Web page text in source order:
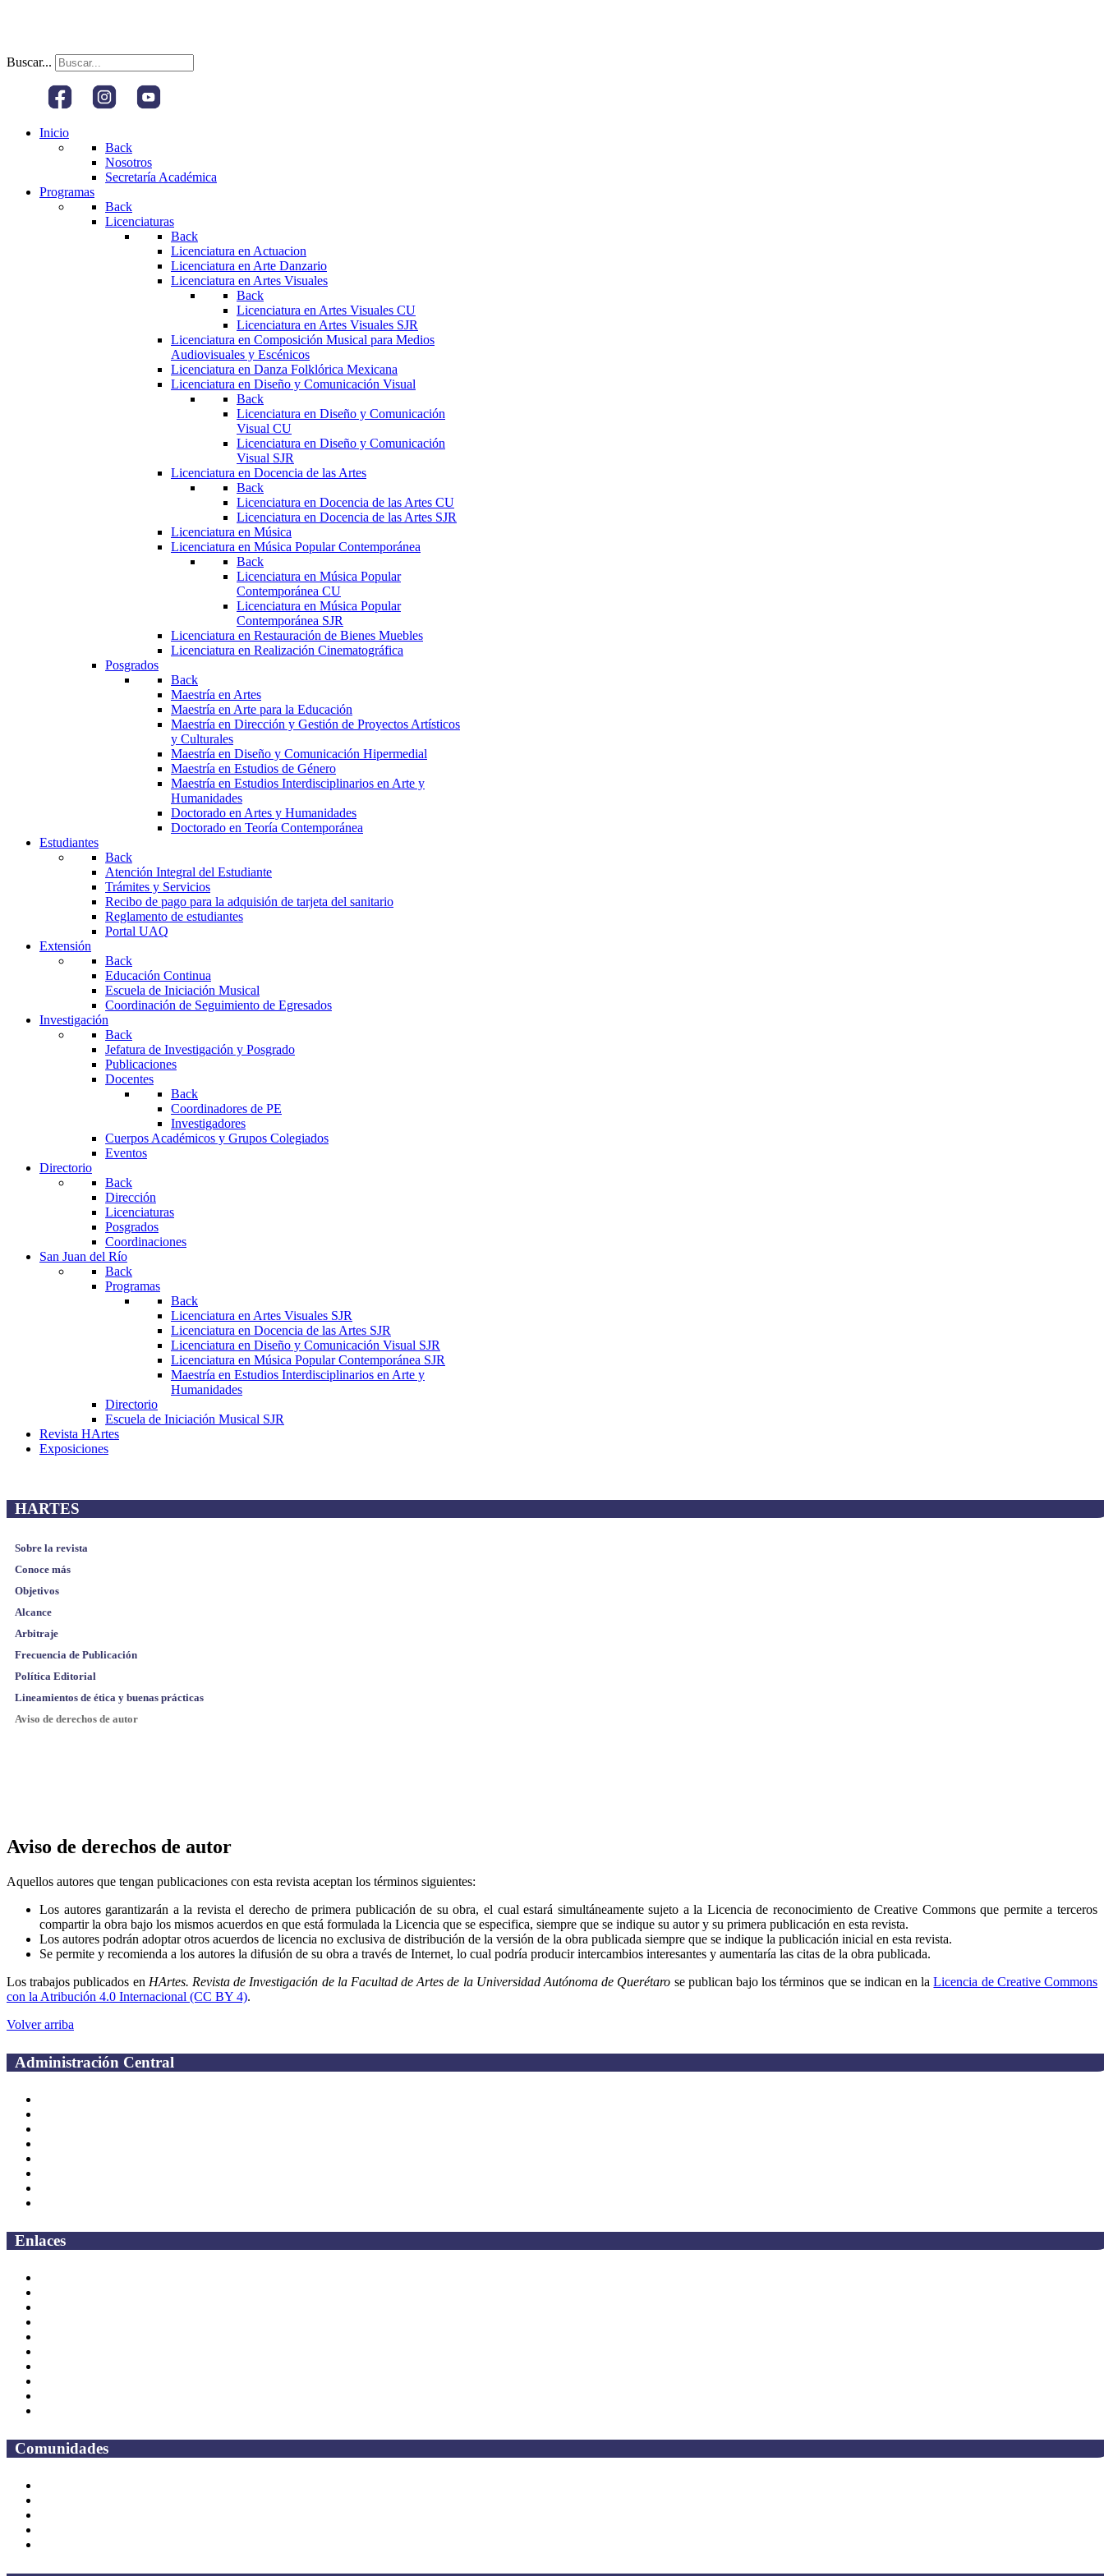
Buscar...
Inicio
Back
Nosotros
Secretaría Académica
Programas
Back
Licenciaturas
Back
Licenciatura en Actuacion
Licenciatura en Arte Danzario
Licenciatura en Artes Visuales
Back
Licenciatura en Artes Visuales CU
Licenciatura en Artes Visuales SJR
Licenciatura en Composición Musical para Medios
Audiovisuales y Escénicos
Licenciatura en Danza Folklórica Mexicana
Licenciatura en Diseño y Comunicación Visual
Back
Licenciatura en Diseño y Comunicación
Visual CU
Licenciatura en Diseño y Comunicación
Visual SJR
Licenciatura en Docencia de las Artes
Back
Licenciatura en Docencia de las Artes CU
Licenciatura en Docencia de las Artes SJR
Licenciatura en Música
Licenciatura en Música Popular Contemporánea
Back
Licenciatura en Música Popular
Contemporánea CU
Licenciatura en Música Popular
Contemporánea SJR
Licenciatura en Restauración de Bienes Muebles
Licenciatura en Realización Cinematográfica
Posgrados
Back
Maestría en Artes
Maestría en Arte para la Educación
Maestría en Dirección y Gestión de Proyectos Artísticos
y Culturales
Maestría en Diseño y Comunicación Hipermedial
Maestría en Estudios de Género
Maestría en Estudios Interdisciplinarios en Arte y
Humanidades
Doctorado en Artes y Humanidades
Doctorado en Teoría Contemporánea
Estudiantes
Back
Atención Integral del Estudiante
Trámites y Servicios
Recibo de pago para la adquisión de tarjeta del sanitario
Reglamento de estudiantes
Portal UAQ
Extensión
Back
Educación Continua
Escuela de Iniciación Musical
Coordinación de Seguimiento de Egresados
Investigación
Back
Jefatura de Investigación y Posgrado
Publicaciones
Docentes
Back
Coordinadores de PE
Investigadores
Cuerpos Académicos y Grupos Colegiados
Eventos
Directorio
Back
Dirección
Licenciaturas
Posgrados
Coordinaciones
San Juan del Río
Back
Programas
Back
Licenciatura en Artes Visuales SJR
Licenciatura en Docencia de las Artes SJR
Licenciatura en Diseño y Comunicación Visual SJR
Licenciatura en Música Popular Contemporánea SJR
Maestría en Estudios Interdisciplinarios en Arte y
Humanidades
Directorio
Escuela de Iniciación Musical SJR
Revista HArtes
Exposiciones
HARTES
Sobre la revista
Conoce más
Objetivos
Alcance
Arbitraje
Frecuencia de Publicación
Política Editorial
Lineamientos de ética y buenas prácticas
Aviso de derechos de autor
Aviso de derechos de autor
Aquellos autores que tengan publicaciones con esta revista aceptan los términos siguientes:
Los autores garantizarán a la revista el derecho de primera publicación de su obra, el cual estará simultáneamente sujeto a la Licencia de reconocimiento de Creative Commons que permite a terceros
compartir la obra bajo los mismos acuerdos en que está formulada la Licencia que se especifica, siempre que se indique su autor y su primera publicación en esta revista.
Los autores podrán adoptar otros acuerdos de licencia no exclusiva de distribución de la versión de la obra publicada siempre que se indique la publicación inicial en esta revista.
Se permite y recomienda a los autores la difusión de su obra a través de Internet, lo cual podría producir intercambios interesantes y aumentaría las citas de la obra publicada.
Los trabajos publicados en HArtes. Revista de Investigación de la Facultad de Artes de la Universidad Autónoma de Querétaro se publican bajo los términos que se indican en laLicencia de Creative Commons
con la Atribución 4.0 Internacional (CC BY 4).
Volver arriba
Administración Central
Enlaces
Comunidades